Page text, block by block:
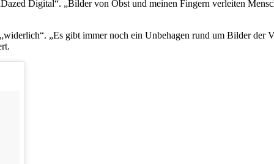
Digital“. „Bilder von Obst und meinen Fingern verleiten
„Es gibt immer noch ein Unbehagen rund um Bilder der